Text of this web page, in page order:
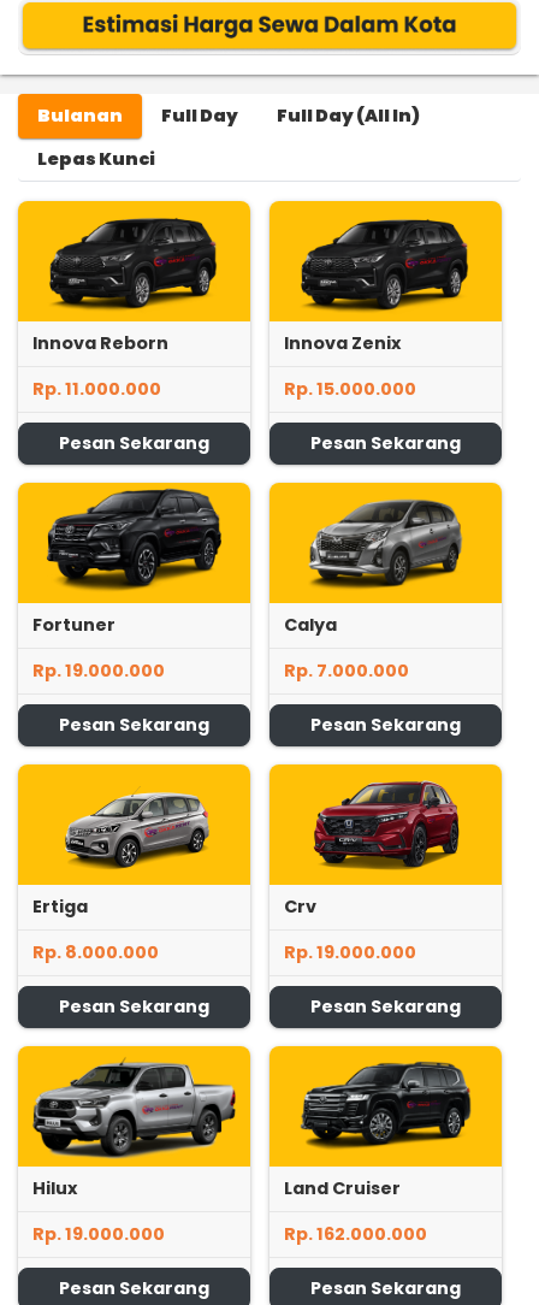
Bulanan Full Day
Full Day (All In)
Lepas Kunci
Innova Reborn
Rp. 11.000.000
Pesan Sekarang
Innova Zenix
Rp. 15.000.000
Pesan Sekarang
Fortuner
Rp. 19.000.000
Pesan Sekarang
Calya
Rp. 7.000.000
Pesan Sekarang
Ertiga
Rp. 8.000.000
Pesan Sekarang
Crv
Rp. 19.000.000
Pesan Sekarang
Hilux
Rp. 19.000.000
Pesan Sekarang
Land Cruiser
Rp. 162.000.000
Pesan Sekarang